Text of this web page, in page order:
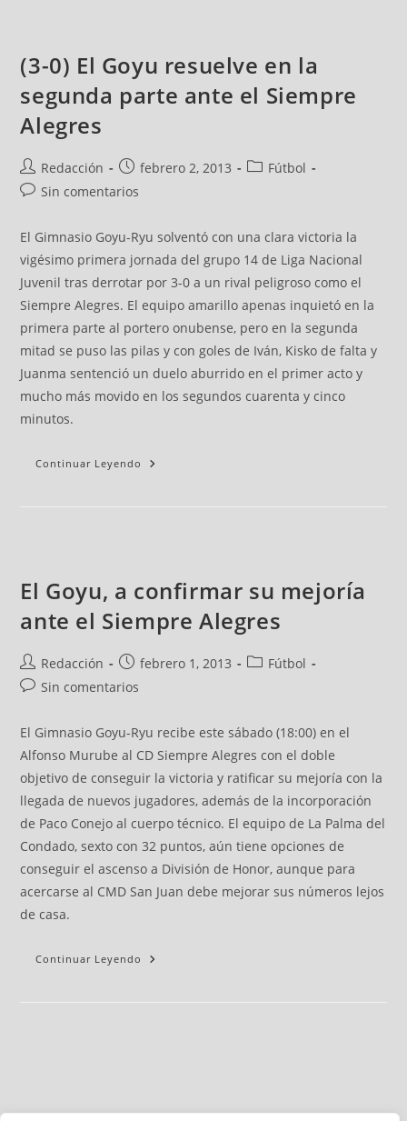
(3-0) El Goyu resuelve en la
segunda parte ante el Siempre
Alegres
Redacción febrero 2, 2013
Fútbol
Sin comentarios
El Gimnasio Goyu-Ryu solventó con una clara victoria la
vigésimo primera jornada del grupo 14 de Liga Nacional
Juvenil tras derrotar por 3-0 a un rival peligroso como el
Siempre Alegres. El equipo amarillo apenas inquietó en la
primera parte al portero onubense, pero en la segunda
mitad se puso las pilas y con goles de Iván, Kisko de falta y
Juanma sentenció un duelo aburrido en el primer acto y
mucho más movido en los segundos cuarenta y cinco
minutos.
Continuar Leyendo
El Goyu, a confirmar su mejoría
ante el Siempre Alegres
Redacción febrero 1, 2013
Fútbol
Sin comentarios
El Gimnasio Goyu-Ryu recibe este sábado (18:00) en el
Alfonso Murube al CD Siempre Alegres con el doble
objetivo de conseguir la victoria y ratificar su mejoría con la
llegada de nuevos jugadores, además de la incorporación
de Paco Conejo al cuerpo técnico. El equipo de La Palma del
Condado, sexto con 32 puntos, aún tiene opciones de
conseguir el ascenso a División de Honor, aunque para
acercarse al CMD San Juan debe mejorar sus números lejos
de casa.
Continuar Leyendo